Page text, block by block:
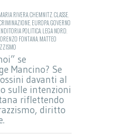
RIVERACHEMNITZ CLASSE
EUROPAGOVERNO
POLITICA LEGA NORD
FONTANA MATTEO
se
Mancino? Se
davanti al
sulle intenzioni
riflettendo
diritto